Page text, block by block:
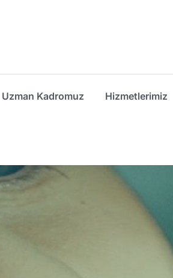
Uzman Kadromuz Hizmetlerimiz